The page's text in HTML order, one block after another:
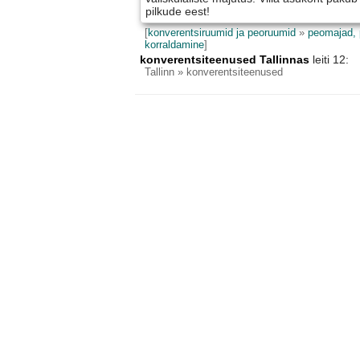
pilkude eest!
[konverentsiruumid ja peoruumid»peomajad,
korraldamine]
konverentsiteenused Tallinnas leiti 12:
Tallinn » konverentsiteenused